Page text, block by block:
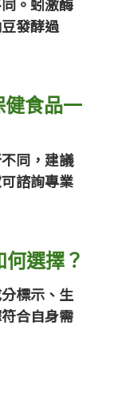
。蚓激酶
發酵過
食品一
同，建議
諮詢專業
選擇？
標示、生
合自身需